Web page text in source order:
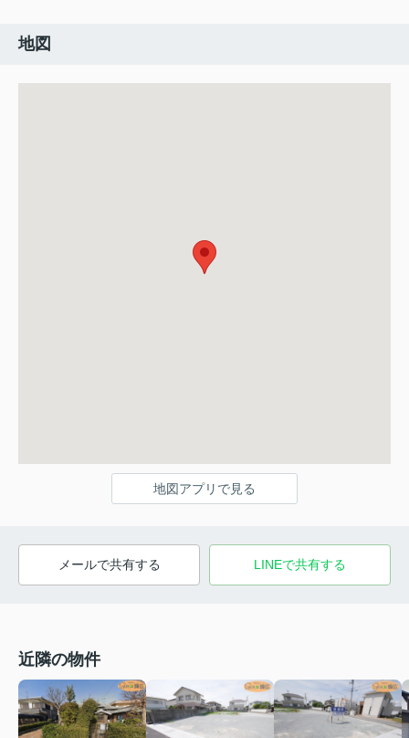
地図
地図アプリで見る
メールで共有する LINEで共有する
近隣の物件